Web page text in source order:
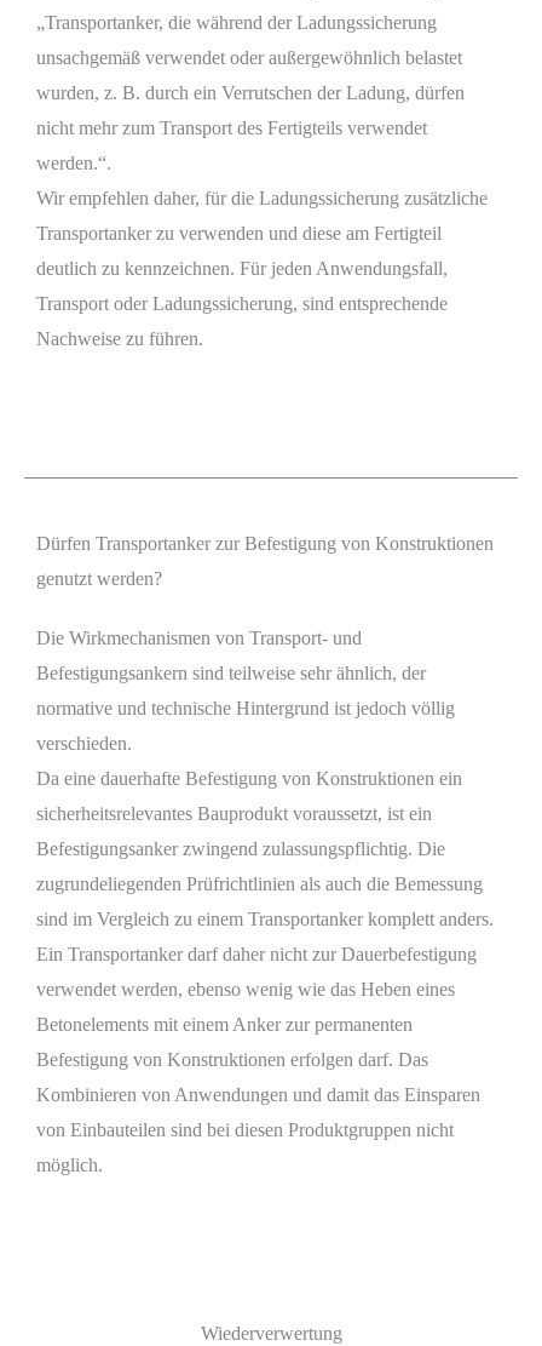
„Transportanker, die während der Ladungssicherung
unsachgemäß verwendet oder außergewöhnlich belastet
wurden, z. B. durch ein Verrutschen der Ladung, dürfen
nicht mehr zum Transport des Fertigteils verwendet
werden.“.
Wir empfehlen daher, für die Ladungssicherung zusätzliche
Transportanker zu verwenden und diese am Fertigteil
deutlich zu kennzeichnen. Für jeden Anwendungsfall,
Transport oder Ladungssicherung, sind entsprechende
Nachweise zu führen.
Dürfen Transportanker zur Befestigung von Konstruktionen
genutzt werden?
Die Wirkmechanismen von Transport- und
Befestigungsankern sind teilweise sehr ähnlich, der
normative und technische Hintergrund ist jedoch völlig
verschieden.
Da eine dauerhafte Befestigung von Konstruktionen ein
sicherheitsrelevantes Bauprodukt voraussetzt, ist ein
Befestigungsanker zwingend zulassungspflichtig. Die
zugrundeliegenden Prüfrichtlinien als auch die Bemessung
sind im Vergleich zu einem Transportanker komplett anders.
Ein Transportanker darf daher nicht zur Dauerbefestigung
verwendet werden, ebenso wenig wie das Heben eines
Betonelements mit einem Anker zur permanenten
Befestigung von Konstruktionen erfolgen darf. Das
Kombinieren von Anwendungen und damit das Einsparen
von Einbauteilen sind bei diesen Produktgruppen nicht
möglich.
Wiederverwertung